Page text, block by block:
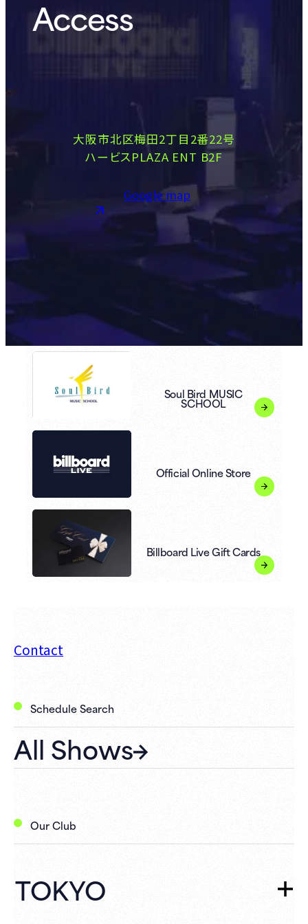
Access
大阪市北区梅田2丁目2番22号
ハービスPLAZA ENT B2F
Google map
Soul Bird MUSIC
SCHOOL
Official Online Store
Billboard Live Gift Cards
Contact
Schedule Search
All Shows
Our Club
TOKYO